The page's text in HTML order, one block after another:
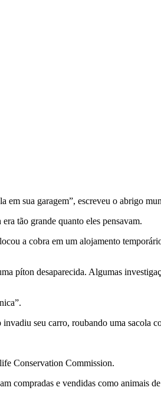
em sua garagem”, escreveu o abrigo
tão grande quanto eles pensavam.
a cobra em um alojamento
píton desaparecida. Algumas
seu carro, roubando uma sacola
Conservation Commission.
compradas e vendidas como animais